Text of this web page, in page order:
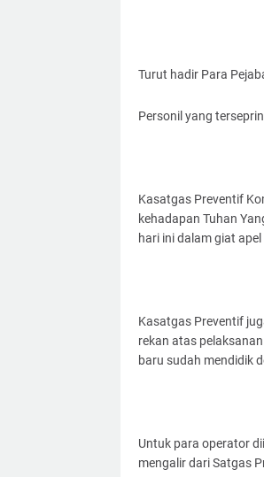
Turut hadir Para
Personil yang
Kasatgas Preventif
kehadapan Tuhan
hari ini dalam giat
Kasatgas Preventif
rekan atas
baru sudah mendidik
Untuk para operator
mengalir dari Satgas